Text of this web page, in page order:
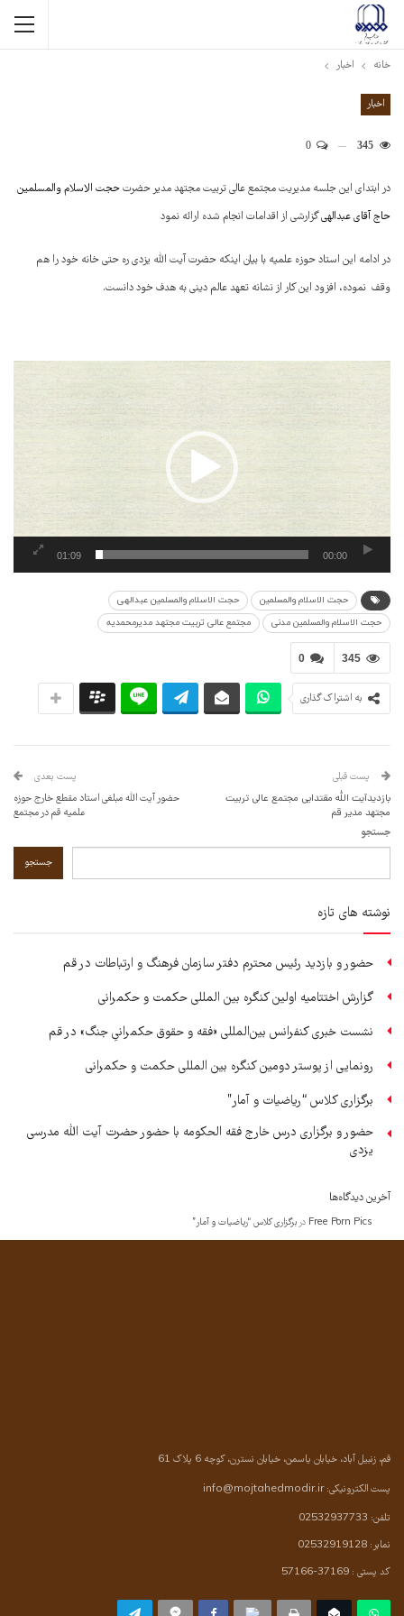
خانه اخبار
اخبار
345
در ابتدای این جلسه مدیریت مجتمع عالی تربیت مجتهد مدیر حضرتحجت الاسلام والمسلمین
حاج آقای عبدالهیگزارشی از اقدامات انجام شده ارائه نمود
در ادامه این استاد حوزه علمیه با بیان اینکه حضرت آیت الله یزدی ره حتی خانه خود را هم
وقف نموده، افزود این کار از نشانه تعهد عالم دینی به هدف خود دانست.
00:00
01:09
حجت الاسلام والمسلمین
حجت الاسلام والمسلمین عبدالهی
حجت الاسلام والمسلمین مدنی
مجتمع عالی تربیت مجتهد مدیرمحمدیه
0 345
به اشتراک گذاری
پست قبلی
بازدیدآیت الله مقتدایی مجتمع عالی تربیت
مجتهد مدیر قم
پست بعدی
حضور آیت الله مبلغی استاد مقطع خارج حوزه
علمیه قم در مجتمع
جستجو
جستجو
نوشته های تازه
حضور و بازدید رئیس محترم دفتر سازمان فرهنگ و ارتباطات در قم
گزارش اختتامیه اولین کنگره بین المللی حکمت و حکمرانی
نشست خبری کنفرانس بین‌المللی «فقه و حقوق حکمرانیِ جنگ» در قم
رونمایی از پوستر دومین کنگره بین المللی حکمت و حکمرانی
برگزاری کلاس “ریاضیات و آمار”
حضور و برگزاری درس خارج فقه الحکومه با حضور حضرت آیت الله مدرسی
یزدی
آخرین دیدگاه‌ها
Free Porn Pics در برگزاری کلاس “ریاضیات و آمار”
قم، زنبیل آباد، خیابان یاسمن، خیابان نسترن، کوچه 6 پلاک 61
پست الکترونیکی:info@mojtahedmodir.ir
تلفن: 02532937733
نمابر: 02532919128
کد پستی : 37169-57166